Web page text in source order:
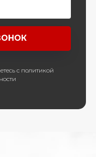
с политикой